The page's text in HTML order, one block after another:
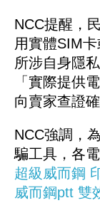
NCC提醒，
用實體SIM
所涉自身隱
「實際提供
向賣家查證
NCC強調，
騙工具，各
超級威而鋼
威而鋼ptt 雙